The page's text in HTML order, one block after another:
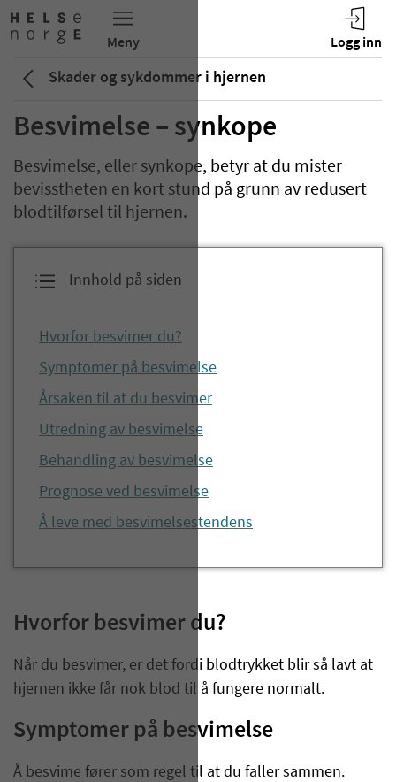
Skader og sykdommer i hjernen
Besvimelse – synkope
Besvimelse, eller synkope, betyr at du mister
bevisstheten en kort stund på grunn av redusert
blodtilførsel til hjernen.
Innhold på siden
Hvorfor besvimer du?
Symptomer på besvimelse
Årsaken til at du besvimer
Utredning av besvimelse
Behandling av besvimelse
Prognose ved besvimelse
Å leve med besvimelsestendens
Hvorfor besvimer du?
​​​​​​​​​​​Når du besvimer, er det fordi blodtrykket blir så lavt at
hjernen ikke får nok blod til å fungere normalt.
Symptomer på besvimelse
Å besvime fører som regel til at du faller sammen.